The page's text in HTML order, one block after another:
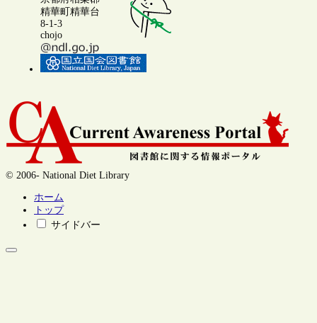
精華町精華台
8-1-3
chojo
© 2006- National Diet Library
ホーム
トップ
サイドバー